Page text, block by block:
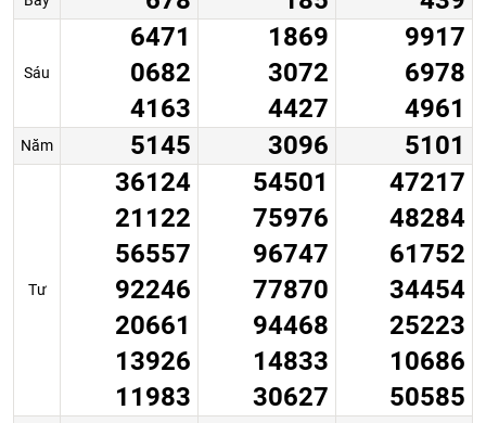
Sáu
6471
0682
4163
1869
3072
4427
9917
6978
4961
Năm 5145 3096 5101
Tư
36124
21122
56557
92246
20661
13926
11983
54501
75976
96747
77870
94468
14833
30627
47217
48284
61752
34454
25223
10686
50585